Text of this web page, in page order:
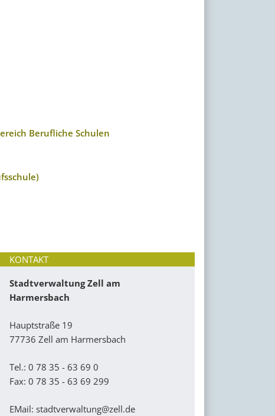
Berufliche Schulen
KONTAKT
Stadtverwaltung Zell am
Harmersbach
Hauptstraße 19
77736 Zell am Harmersbach
Tel.: 0 78 35 - 63 69 0
Fax: 0 78 35 - 63 69 299
EMail:stadtverwaltung@zell.de